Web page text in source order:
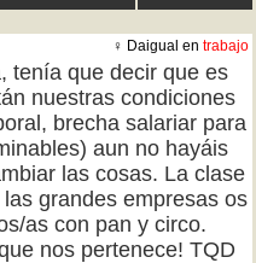
♀ Daigual en trabajo
tenía que decir que es
nuestras condiciones
brecha salariar para
aun no hayáis
las cosas. La clase
grandes empresas os
as con pan y circo.
nos pertenece! TQD